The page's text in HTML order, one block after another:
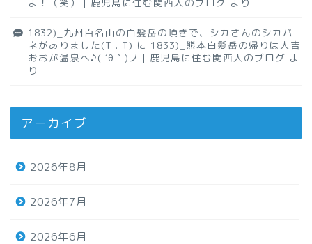
1832)_九州百名山の白髪岳の頂きで、シカさんのシカバ
ネがありました(T . T) に 1833)_熊本白髪岳の帰りは人吉
おおが温泉へ♪( ´θ｀)ノ｜鹿児島に住む関西人のブログ よ
り
アーカイブ
2026年8月
2026年7月
2026年6月